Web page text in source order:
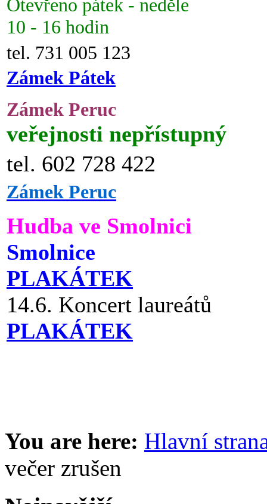
Otevřeno pátek - neděle
10 - 16 hodin
tel. 731 005 123
Zámek Pátek
Zámek Peruc
veřejnosti nepřístupný
tel. 602 728 422
Zámek Peruc
Hudba ve Smolnici
Smolnice
PLAKÁTEK
14.6. Koncert laureátů
PLAKÁTEK
You are here: Hlavní
večer zrušen